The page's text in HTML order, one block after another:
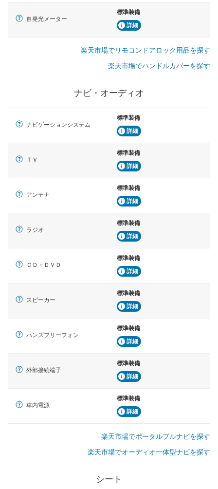
自発光メーター
標準装備
詳細
楽天市場でリモコンドアロック用品を探す
楽天市場でハンドルカバーを探す
ナビ・オーディオ
ナビゲーションシステム
標準装備
詳細
ＴＶ
標準装備
詳細
アンテナ
標準装備
詳細
ラジオ
標準装備
詳細
ＣＤ・ＤＶＤ
標準装備
詳細
スピーカー
標準装備
詳細
ハンズフリーフォン
標準装備
詳細
外部接続端子
標準装備
詳細
車内電源
標準装備
詳細
楽天市場でポータルブルナビを探す
楽天市場でオーディオ一体型ナビを探す
シート